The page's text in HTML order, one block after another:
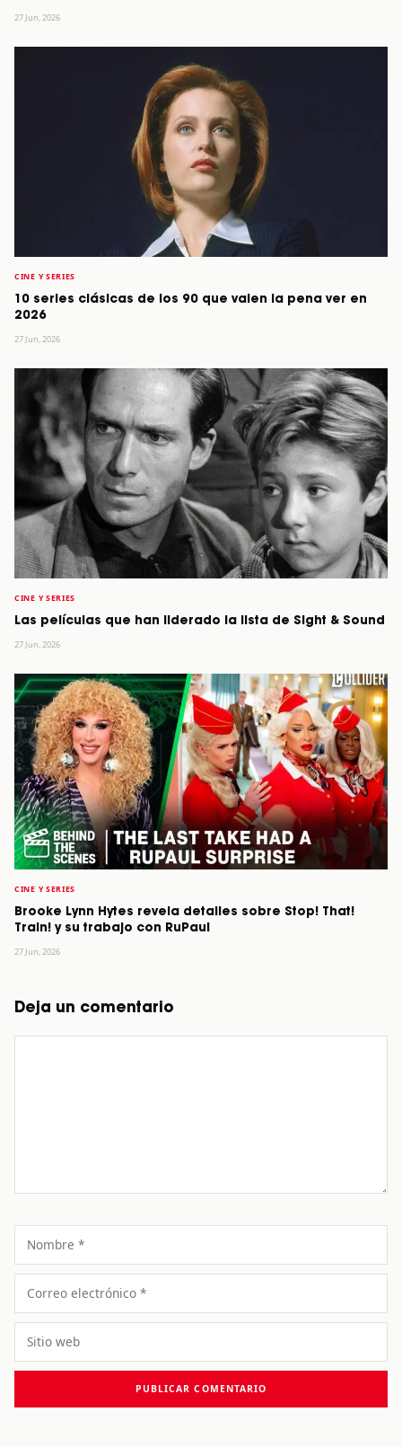
27 Jun, 2026
CINE Y SERIES
10 series clásicas de los 90 que valen la pena ver en
2026
27 Jun, 2026
CINE Y SERIES
Las películas que han liderado la lista de Sight & Sound
27 Jun, 2026
CINE Y SERIES
Brooke Lynn Hytes revela detalles sobre Stop! That!
Train! y su trabajo con RuPaul
27 Jun, 2026
Deja un comentario
Comentario
Nombre
Correo
electrónico
Sitio
web